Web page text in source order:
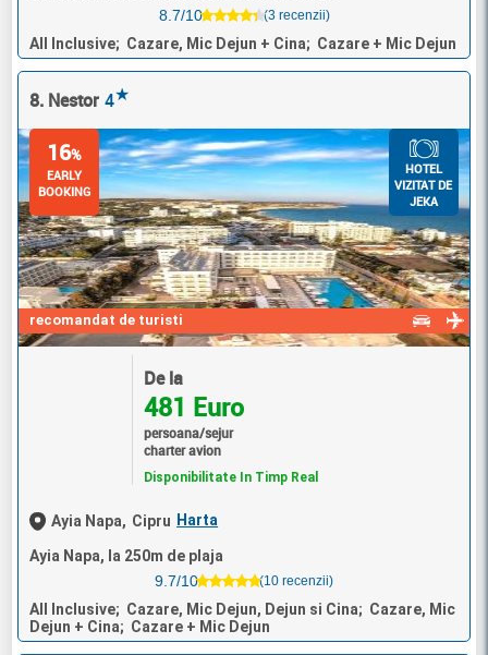
8.7/10
(3 recenzii)
All Inclusive; Cazare, Mic Dejun + Cina; Cazare + Mic Dejun
8. Nestor 4★
recomandat de turisti
16%
EARLY
BOOKING
HOTEL
VIZITAT DE
JEKA
De la
481 Euro
persoana/sejur
charter avion
Disponibilitate In Timp Real
Ayia Napa, Cipru Harta
Ayia Napa, la 250m de plaja
9.7/10
(10 recenzii)
All Inclusive; Cazare, Mic Dejun, Dejun si Cina; Cazare, Mic
Dejun + Cina; Cazare + Mic Dejun